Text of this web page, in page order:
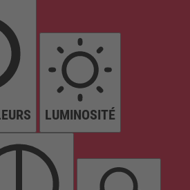
LUMINOSITÉ